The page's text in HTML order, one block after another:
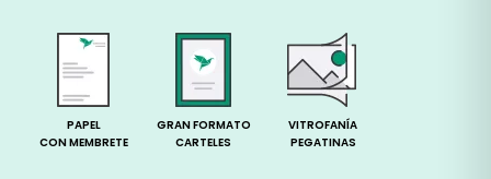
PAPEL
CON MEMBRETE
GRAN FORMATO
CARTELES
VITROFANÍA
PEGATINAS